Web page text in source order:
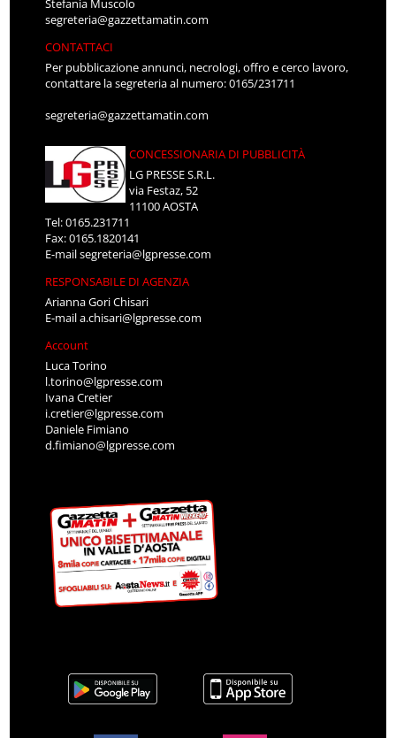
Stefania Muscolo
segreteria@gazzettamatin.com
CONTATTACI
Per pubblicazione annunci, necrologi, offro e cerco lavoro,
contattare la segreteria al numero: 0165/231711
segreteria@gazzettamatin.com
CONCESSIONARIA DI PUBBLICITÀ
LG PRESSE S.R.L.
via Festaz, 52
11100 AOSTA
Tel: 0165.231711
Fax: 0165.1820141
E-mailsegreteria@lgpresse.com
RESPONSABILE DI AGENZIA
Arianna Gori Chisari
E-maila.chisari@lgpresse.com
Account
Luca Torino
l.torino@lgpresse.com
Ivana Cretier
i.cretier@lgpresse.com
Daniele Fimiano
d.fimiano@lgpresse.com